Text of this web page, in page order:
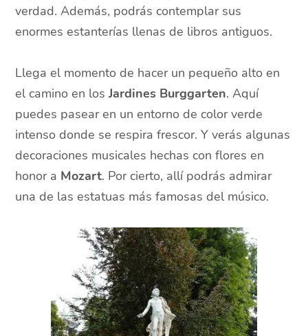
verdad. Además, podrás contemplar sus
enormes estanterías llenas de libros antiguos.
Llega el momento de hacer un pequeño alto en
el camino en losJardines Burggarten. Aquí
puedes pasear en un entorno de color verde
intenso donde se respira frescor. Y verás algunas
decoraciones musicales hechas con flores en
honor a Mozart. Por cierto, allí podrás admirar
una de las estatuas más famosas del músico.